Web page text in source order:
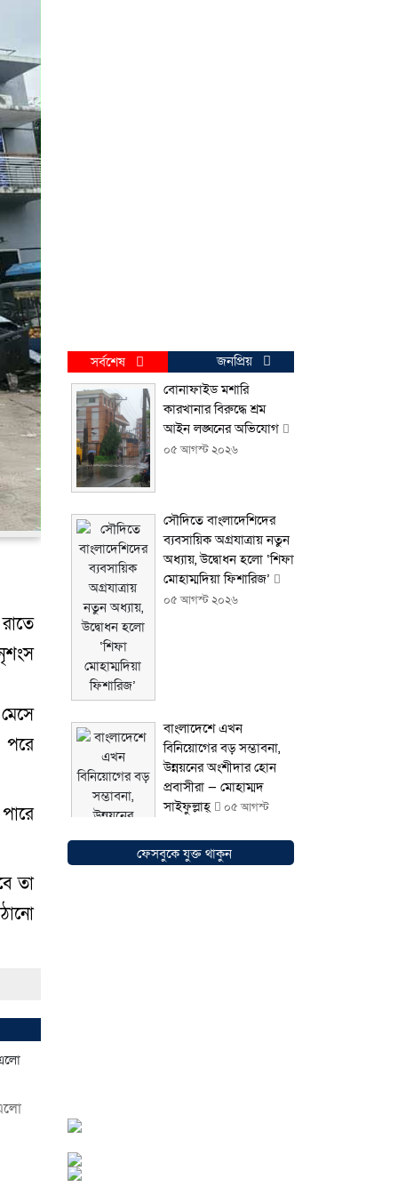
পরে
তা
সর্বশেষ
জনপ্রিয়
বোনাফাইড মশারি
কারখানার বিরুদ্ধে শ্রম
আইন লঙ্ঘনের অভিযোগ
০৫ আগস্ট ২০২৬
সৌদিতে বাংলাদেশিদের
ব্যবসায়িক অগ্রযাত্রায় নতুন
অধ্যায়, উদ্বোধন হলো ‘শিফা
মোহাম্মদিয়া ফিশারিজ’
০৫ আগস্ট ২০২৬
বাংলাদেশে এখন
বিনিয়োগের বড় সম্ভাবনা,
উন্নয়নের অংশীদার হোন
প্রবাসীরা — মোহাম্মদ
সাইফুল্লাহ্
০৫ আগস্ট
ফেসবুকে যুক্ত থাকুন